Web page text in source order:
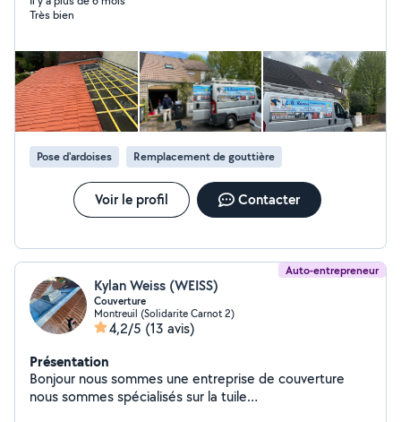
Très bien
Pose d'ardoises Remplacement de gouttière
Voir le profil Contacter
Auto-entrepreneur
Kylan Weiss (WEISS)
Couverture
Montreuil (Solidarite Carnot 2)
4,2/5 (13 avis)
Présentation
Bonjour nous sommes une entreprise de couverture
nous sommes spécialisés sur la tuile